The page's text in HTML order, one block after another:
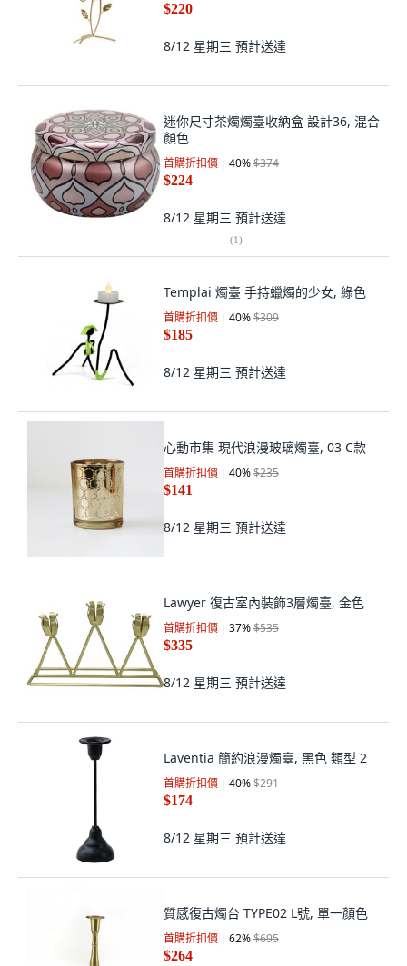
$220
8/12 星期三 預計送達
迷你尺寸茶燭燭臺收納盒 設計36, 混合
顏色
首購折扣價 40%$374
$224
8/12 星期三 預計送達
(1)
Templai 燭臺 手持蠟燭的少女, 綠色
首購折扣價 40%$309
$185
8/12 星期三 預計送達
心動市集 現代浪漫玻璃燭臺, 03 C款
首購折扣價 40%$235
$141
8/12 星期三 預計送達
Lawyer 復古室內裝飾3層燭臺, 金色
首購折扣價 37%$535
$335
8/12 星期三 預計送達
Laventia 簡約浪漫燭臺, 黑色 類型 2
首購折扣價 40%$291
$174
8/12 星期三 預計送達
質感復古燭台 TYPE02 L號, 單一顏色
首購折扣價 62%$695
$264